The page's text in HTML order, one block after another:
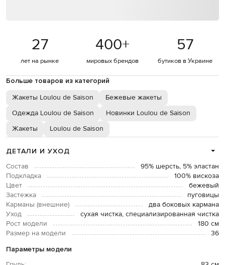
27
лет на рынке
400+
мировых брендов
57
бутиков в Украине
Больше товаров из категорий
Жакеты Loulou de Saison
Бежевые жакеты
Одежда Loulou de Saison
Новинки Loulou de Saison
Жакеты
Loulou de Saison
ДЕТАЛИ И УХОД
Состав
95% шерсть, 5% эластан
Подкладка
100% вискоза
Цвет
бежевый
Застежка
пуговицы
Карманы (внешние)
два боковых кармана
Уход
сухая чистка, специализированная чистка
Рост модели
180 см
Размер на модели
36
Параметры модели